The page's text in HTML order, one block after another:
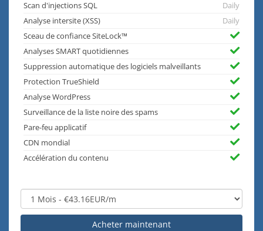
Scan d'injections SQL
Daily
Analyse intersite (XSS)
Daily
Sceau de confiance SiteLock™
Analyses SMART quotidiennes
Suppression automatique des logiciels malveillants
Protection TrueShield
Analyse WordPress
Surveillance de la liste noire des spams
Pare-feu applicatif
CDN mondial
Accélération du contenu
Acheter maintenant